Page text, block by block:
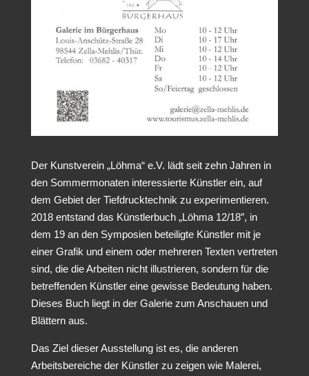
Der Kunstverein „Löhma“ e.V. lädt seit zehn Jahren in
den Sommermona­ten interessierte Künstler ein, auf
dem Gebiet der Tiefdrucktechnik zu ex­perimentieren.
2018 entstand das Künstlerbuch „Löhma 12/18″, in
dem 19 an den Symposien beteiligte Künstler mit je
einer Grafik und einem oder mehreren Texten vertreten
sind, die die Arbeiten nicht illustrieren, sondern für die
betreffenden Künstler eine gewisse Bedeutung haben.
Dieses Buch liegt in der Galerie zum Anschauen und
Blättern aus.
Das Ziel dieser Ausstellung ist es, die anderen
Arbeitsbereiche der Künstler zu zeigen wie Malerei,